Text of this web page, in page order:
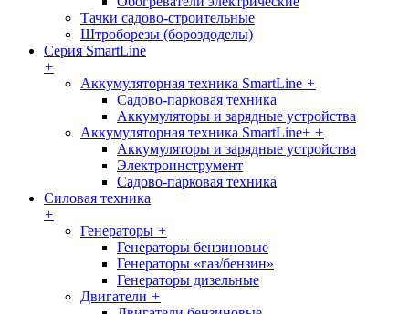
Тачки садово-строительные
Штроборезы (бороздоделы)
Серия SmartLine
+
Аккумуляторная техника SmartLine +
Садово-парковая техника
Аккумуляторы и зарядные устройства
Аккумуляторная техника SmartLine+ +
Аккумуляторы и зарядные устройства
Электроинструмент
Садово-парковая техника
Силовая техника
+
Генераторы +
Генераторы бензиновые
Генераторы «газ/бензин»
Генераторы дизельные
Двигатели +